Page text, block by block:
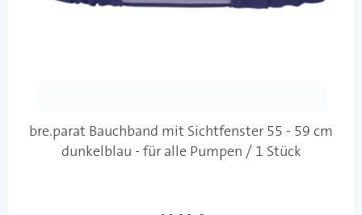
bre.parat Bauchband mit Sichtfenster 55 - 59 cm
dunkelblau - für alle Pumpen / 1 Stück